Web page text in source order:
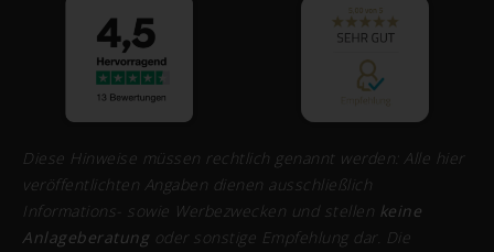
Diese Hinweise müssen rechtlich genannt werden: Alle hier
veröffentlichten Angaben dienen ausschließlich
Informations- sowie Werbezwecken und stellen keine
Anlageberatung oder sonstige Empfehlung dar. Die